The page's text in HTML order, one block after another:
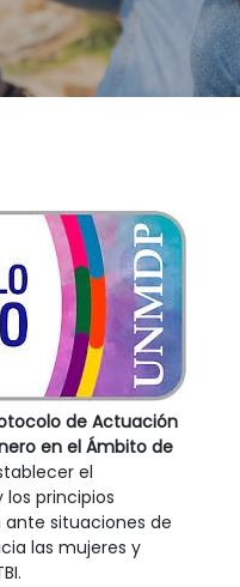
de Actuación
en el Ámbito de
el
principios
situaciones de
las mujeres y